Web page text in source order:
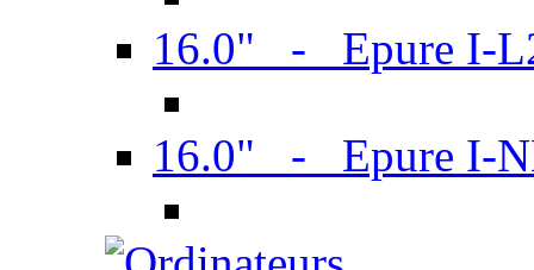
16.0" - Epure I-
16.0" - Epure I-